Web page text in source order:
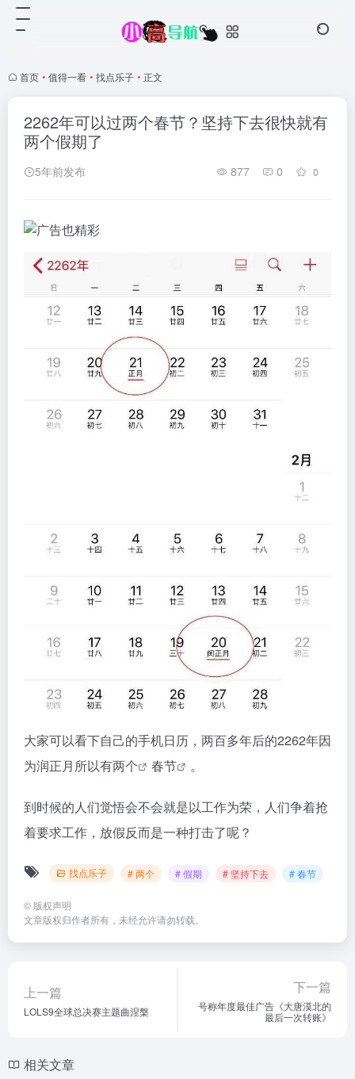
首页 • 值得一看 • 找点乐子 • 正文
2262年可以过两个春节？坚持下去很快就有
两个假期了
5年前发布 877 0 0
大家可以看下自己的手机日历，两百多年后的2262年因
为润正月所以有两个 春节 。
到时候的人们觉悟会不会就是以工作为荣，人们争着抢
着要求工作，放假反而是一种打击了呢？
找点乐子 # 两个 # 假期 # 坚持下去 # 春节
© 版权声明
文章版权归作者所有，未经允许请勿转载。
上一篇
LOLS9全球总决赛主题曲涅槃
下一篇
号称年度最佳广告《大唐漠北的
最后一次转账》
相关文章